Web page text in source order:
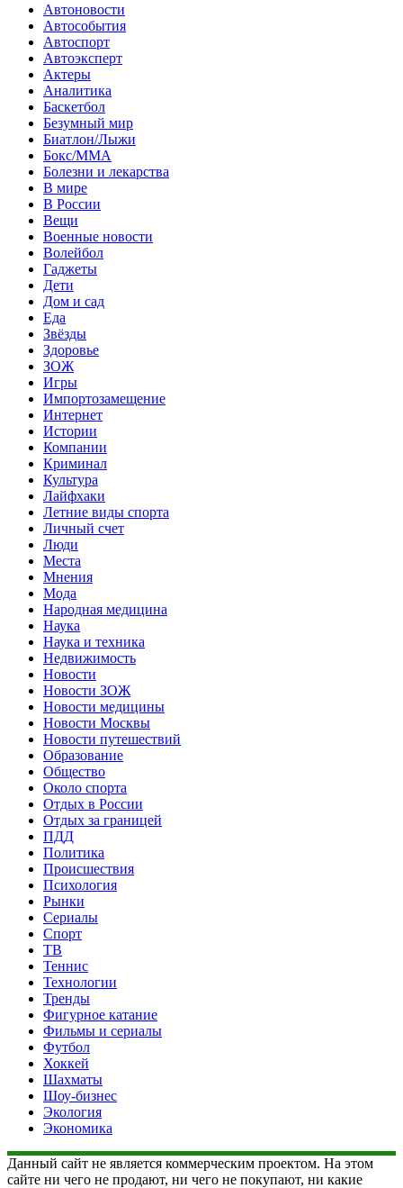
Автоновости
Автособытия
Автоспорт
Автоэксперт
Актеры
Аналитика
Баскетбол
Безумный мир
Биатлон/Лыжи
Бокс/MMA
Болезни и лекарства
В мире
В России
Вещи
Военные новости
Волейбол
Гаджеты
Дети
Дом и сад
Еда
Звёзды
Здоровье
ЗОЖ
Игры
Импортозамещение
Интернет
Истории
Компании
Криминал
Культура
Лайфхаки
Летние виды спорта
Личный счет
Люди
Места
Мнения
Мода
Народная медицина
Наука
Наука и техника
Недвижимость
Новости
Новости ЗОЖ
Новости медицины
Новости Москвы
Новости путешествий
Образование
Общество
Около спорта
Отдых в России
Отдых за границей
ПДД
Политика
Происшествия
Психология
Рынки
Сериалы
Спорт
ТВ
Теннис
Технологии
Тренды
Фигурное катание
Фильмы и сериалы
Футбол
Хоккей
Шахматы
Шоу-бизнес
Экология
Экономика
Данный сайт не является коммерческим проектом. На этом
сайте ни чего не продают, ни чего не покупают, ни какие